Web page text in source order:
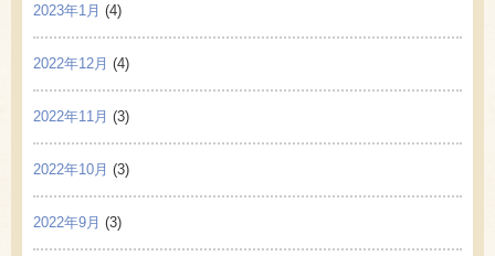
2023年1月 (4)
2022年12月 (4)
2022年11月 (3)
2022年10月 (3)
2022年9月 (3)